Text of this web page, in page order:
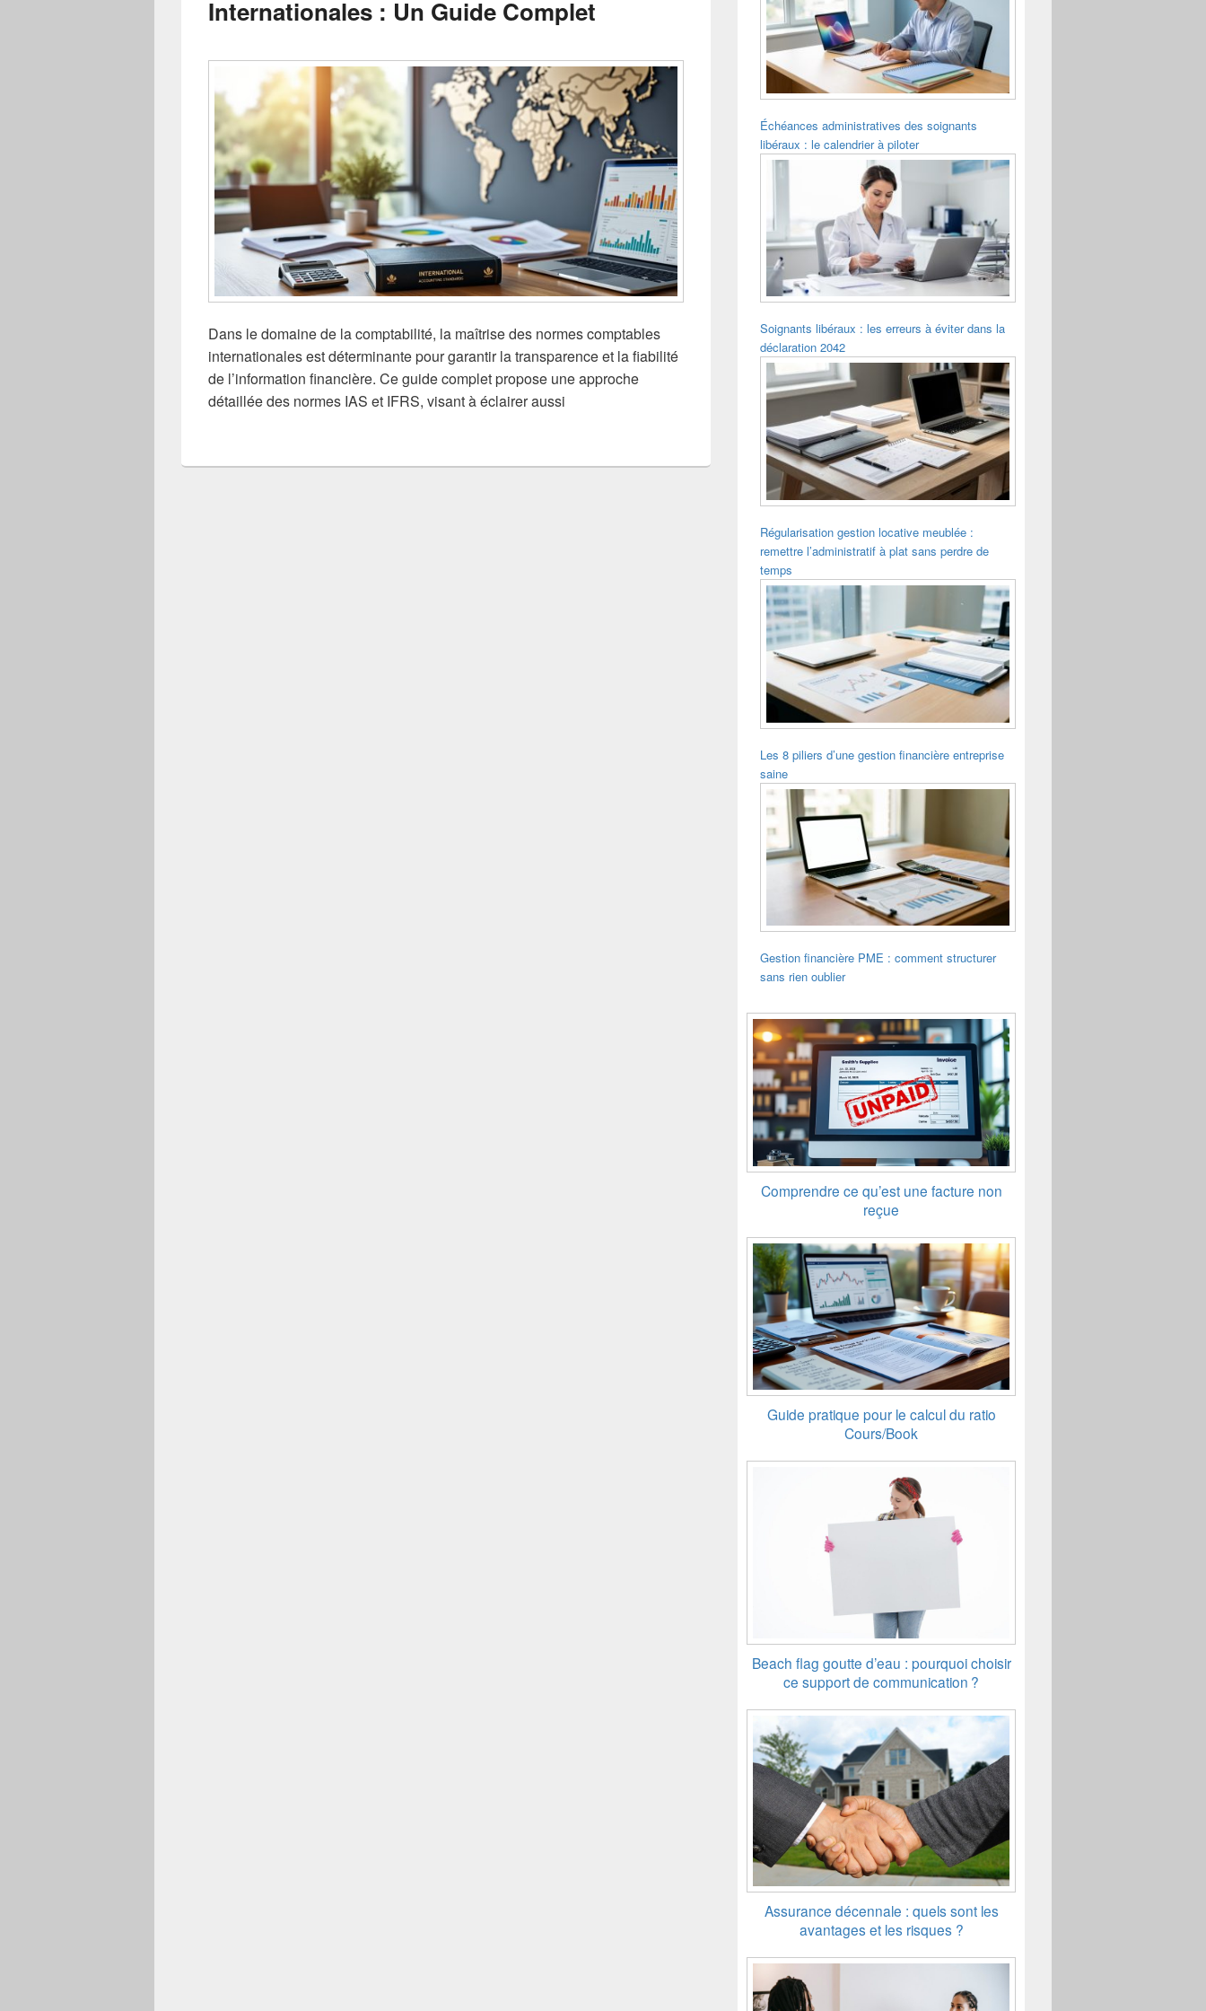
Internationales : Un Guide Complet
Dans le domaine de la comptabilité, la maîtrise des normes comptables
internationales est déterminante pour garantir la transparence et la fiabilité
de l’information financière. Ce guide complet propose une approche
détaillée des normes IAS et IFRS, visant à éclairer aussi
latérale
Échéances administratives des soignants
libéraux : le calendrier à piloter
Soignants libéraux : les erreurs à éviter dans la
déclaration 2042
Régularisation gestion locative meublée :
remettre l’administratif à plat sans perdre de
temps
Les 8 piliers d’une gestion financière entreprise
saine
Gestion financière PME : comment structurer
sans rien oublier
Comprendre ce qu’est une facture non
reçue
Guide pratique pour le calcul du ratio
Cours/Book
Beach flag goutte d’eau : pourquoi choisir
ce support de communication ?
Assurance décennale : quels sont les
avantages et les risques ?